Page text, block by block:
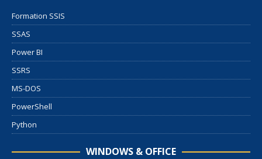
Formation SSIS
SSAS
Power BI
SSRS
MS-DOS
PowerShell
Python
WINDOWS & OFFICE